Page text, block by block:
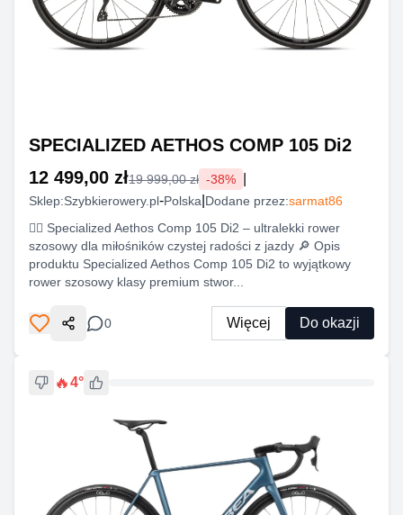
SPECIALIZED AETHOS COMP 105 Di2
12 499,00 zł19 999,00 zł -38%
Sklep:Szybkierowery.pl-Polska Dodane przez:sarmat86
🚴‍♂️ Specialized Aethos Comp 105 Di2 – ultralekki rower
szosowy dla miłośników czystej radości z jazdy 🔎 Opis
produktu Specialized Aethos Comp 105 Di2 to wyjątkowy
rower szosowy klasy premium stwor...
Udostępnij
0 Więcej Do okazji
🔥4°